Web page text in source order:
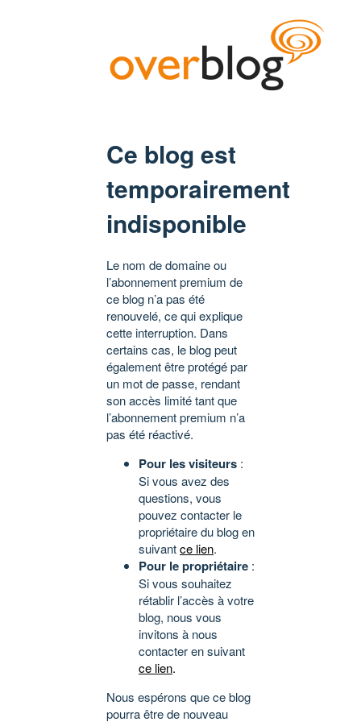
Ce blog est
temporairement
indisponible
Le nom de domaine ou
l’abonnement premium de
ce blog n’a pas été
renouvelé, ce qui explique
cette interruption. Dans
certains cas, le blog peut
également être protégé par
un mot de passe, rendant
son accès limité tant que
l’abonnement premium n’a
pas été réactivé.
Pour les visiteurs :
Si vous avez des
questions, vous
pouvez contacter le
propriétaire du blog en
suivantce lien.
Pour le propriétaire :
Si vous souhaitez
rétablir l’accès à votre
blog, nous vous
invitons à nous
contacter en suivant
ce lien.
Nous espérons que ce blog
pourra être de nouveau